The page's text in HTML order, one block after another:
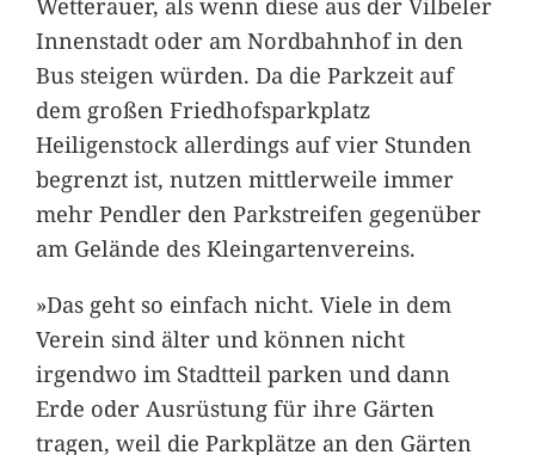
Innenstadt oder am Nordbahnhof in den
Bus steigen würden. Da die Parkzeit auf
dem großen Friedhofsparkplatz
Heiligenstock allerdings auf vier Stunden
begrenzt ist, nutzen mittlerweile immer
mehr Pendler den Parkstreifen gegenüber
am Gelände des Kleingartenvereins.
»Das geht so einfach nicht. Viele in dem
Verein sind älter und können nicht
irgendwo im Stadtteil parken und dann
Erde oder Ausrüstung für ihre Gärten
tragen, weil die Parkplätze an den Gärten